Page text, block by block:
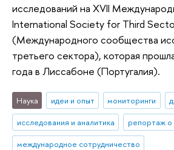
исследований на XVII
International Society for Third
(Международного сообщества
третьего сектора), которая
года в Лиссабоне (Португалия).
Наука идеи и опыт мониторинги
исследования и аналитика
репортаж о
международное сотрудничество